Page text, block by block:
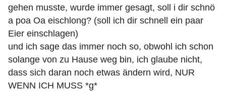
gehen musste, wurde immer gesagt, soll i dir schnö
a poa Oa eischlong? (soll ich dir schnell ein paar
Eier einschlagen)
und ich sage das immer noch so, obwohl ich schon
solange von zu Hause weg bin, ich glaube nicht,
dass sich daran noch etwas ändern wird, NUR
WENN ICH MUSS *g*